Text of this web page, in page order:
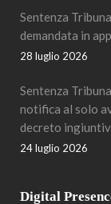
Sentenza
demandata in
28 luglio 2026
Sentenza
notifica al solo
decreto
24 luglio 2026
Digital